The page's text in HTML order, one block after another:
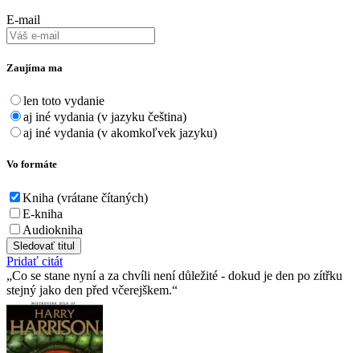
E-mail
Zaujíma ma
len toto vydanie
aj iné vydania (v jazyku čeština)
aj iné vydania (v akomkoľvek jazyku)
Vo formáte
Kniha (vrátane čítaných)
E-kniha
Audiokniha
Sledovať titul
Pridať citát
Co se stane nyní a za chvíli není důležité - dokud je den po zítřku
stejný jako den před včerejškem.